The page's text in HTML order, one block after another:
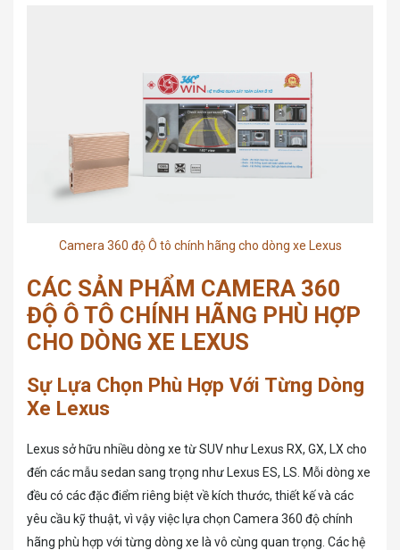
Camera 360 độ Ô tô chính hãng cho dòng xe Lexus
CÁC SẢN PHẨM CAMERA 360
ĐỘ Ô TÔ CHÍNH HÃNG PHÙ HỢP
CHO DÒNG XE LEXUS
Sự Lựa Chọn Phù Hợp Với Từng Dòng
Xe Lexus
Lexus sở hữu nhiều dòng xe từ SUV như Lexus RX, GX, LX cho
đến các mẫu sedan sang trọng như Lexus ES, LS. Mỗi dòng xe
đều có các đặc điểm riêng biệt về kích thước, thiết kế và các
yêu cầu kỹ thuật, vì vậy việc lựa chọn Camera 360 độ chính
hãng phù hợp với từng dòng xe là vô cùng quan trọng. Các hệ